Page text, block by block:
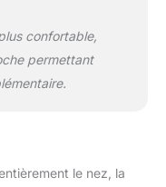
confortable,
permettant
le nez, la